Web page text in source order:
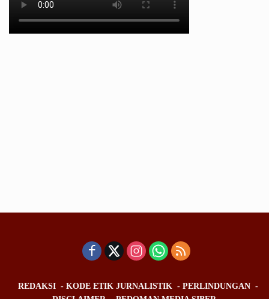
REDAKSI KODE ETIK JURNALISTIK
PERLINDUNGAN